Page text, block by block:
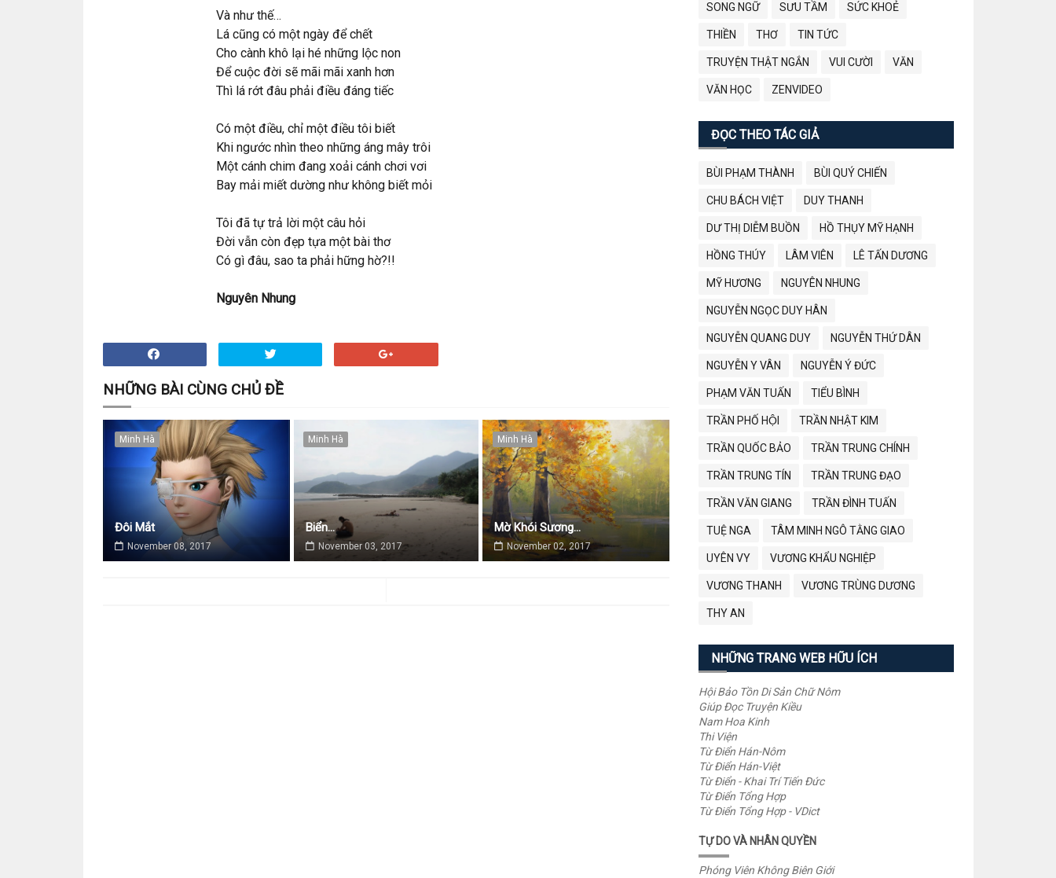
Và như thế…
Lá cũng có một ngày để chết
Cho cành khô lại hé những lộc non
Để cuộc đời sẽ mãi mãi xanh hơn
Thì lá rớt đâu phải điều đáng tiếc
Có một điều, chỉ một điều tôi biết
Khi ngước nhìn theo những áng mây trôi
Một cánh chim đang xoải cánh chơi vơi
Bay mải miết dường như không biết mỏi
Tôi đã tự trả lời một câu hỏi
Đời vẫn còn đẹp tựa một bài thơ
Có gì đâu, sao ta phải hững hờ?!!
Nguyên Nhung
NHỮNG BÀI CÙNG CHỦ ĐỀ
Minh Hà
Đôi Mắt
November 08, 2017
Minh Hà
Biển...
November 03, 2017
Minh Hà
Mờ Khói Sương...
November 02, 2017
SONG NGỮ SƯU TẦM SỨC KHOẺ
THIỀN THƠ TIN TỨC
TRUYỆN THẬT NGẮN VUI CƯỜI VĂN
VĂN HỌC ZENVIDEO
ĐỌC THEO TÁC GIẢ
BÙI PHẠM THÀNH BÙI QUÝ CHIẾN
CHU BÁCH VIỆT DUY THANH
DƯ THỊ DIỄM BUỒN HỒ THỤY MỸ HẠNH
HỒNG THÚY LÂM VIÊN LÊ TẤN DƯƠNG
MỸ HƯƠNG NGUYÊN NHUNG
NGUYỄN NGỌC DUY HÂN
NGUYỄN QUANG DUY NGUYỄN THỨ DÂN
NGUYỄN Y VÂN NGUYỄN Ý ĐỨC
PHẠM VĂN TUẤN TIỂU BÌNH
TRẦN PHỐ HỘI TRẦN NHẬT KIM
TRẦN QUỐC BẢO TRẦN TRUNG CHÍNH
TRẦN TRUNG TÍN TRẦN TRUNG ĐẠO
TRẦN VĂN GIANG TRẦN ĐÌNH TUẤN
TUỆ NGA TÂM MINH NGÔ TẰNG GIAO
UYÊN VY VƯƠNG KHẨU NGHIỆP
VƯƠNG THANH VƯƠNG TRÙNG DƯƠNG
THY AN
NHỮNG TRANG WEB HỮU ÍCH
Hội Bảo Tồn Di Sản Chữ Nôm
Giúp Đọc Truyện Kiều
Nam Hoa Kinh
Thi Viện
Từ Điển Hán-Nôm
Từ Điển Hán-Việt
Từ Điển - Khai Trí Tiến Đức
Từ Điển Tổng Hợp
Từ Điển Tổng Hợp - VDict
TỰ DO VÀ NHÂN QUYỀN
Phóng Viên Không Biên Giới